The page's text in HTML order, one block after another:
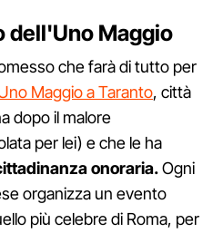
dell'Uno Maggio
che farà di tutto per
Maggio a Taranto, città
dopo il malore
per lei) e che le ha
onoraria.Ogni
organizza un evento
più celebre di Roma, per